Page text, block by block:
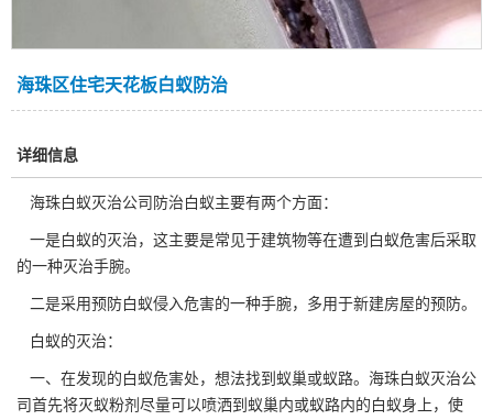
海珠区住宅天花板白蚁防治
详细信息
海珠白蚁灭治公司防治白蚁主要有两个方面：
一是白蚁的灭治，这主要是常见于建筑物等在遭到白蚁危害后采取
的一种灭治手腕。
二是采用预防白蚁侵入危害的一种手腕，多用于新建房屋的预防。
白蚁的灭治：
一、在发现的白蚁危害处，想法找到蚁巢或蚁路。海珠白蚁灭治公
司首先将灭蚁粉剂尽量可以喷洒到蚁巢内或蚁路内的白蚁身上，使